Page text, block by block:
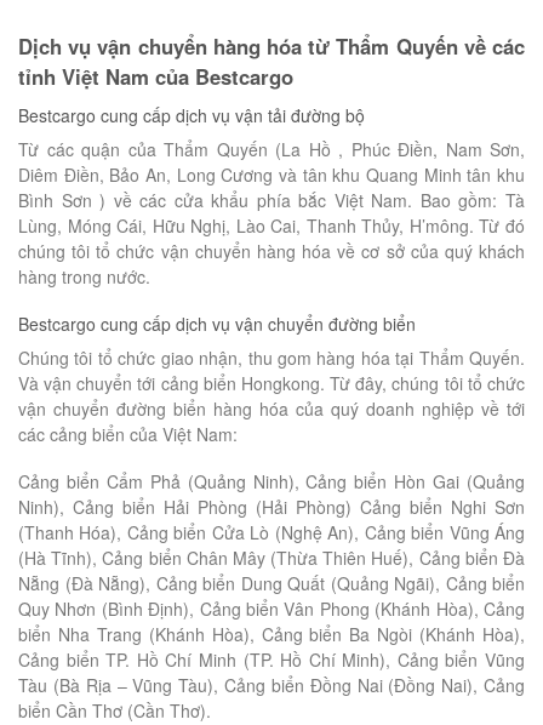
Dịch vụ vận chuyển hàng hóa từ Thẩm Quyến về các
tỉnh Việt Nam của Bestcargo
Bestcargo cung cấp dịch vụ vận tải đường bộ
Từ các quận của Thẩm Quyến (La Hồ , Phúc Điền, Nam Sơn,
Diêm Điền, Bảo An, Long Cương và tân khu Quang Minh tân khu
Bình Sơn ) về các cửa khẩu phía bắc Việt Nam. Bao gồm: Tà
Lùng, Móng Cái, Hữu Nghị, Lào Cai, Thanh Thủy, H’mông. Từ đó
chúng tôi tổ chức vận chuyển hàng hóa về cơ sở của quý khách
hàng trong nước.
Bestcargo cung cấp dịch vụ vận chuyển đường biển
Chúng tôi tổ chức giao nhận, thu gom hàng hóa tại Thẩm Quyến.
Và vận chuyển tới cảng biển Hongkong. Từ đây, chúng tôi tổ chức
vận chuyển đường biển hàng hóa của quý doanh nghiệp về tới
các cảng biển của Việt Nam:
Cảng biển Cẩm Phả (Quảng Ninh), Cảng biển Hòn Gai (Quảng
Ninh), Cảng biển Hải Phòng (Hải Phòng) Cảng biển Nghi Sơn
(Thanh Hóa), Cảng biển Cửa Lò (Nghệ An), Cảng biển Vũng Áng
(Hà Tĩnh), Cảng biển Chân Mây (Thừa Thiên Huế), Cảng biển Đà
Nẵng (Đà Nẵng), Cảng biển Dung Quất (Quảng Ngãi), Cảng biển
Quy Nhơn (Bình Định), Cảng biển Vân Phong (Khánh Hòa), Cảng
biển Nha Trang (Khánh Hòa), Cảng biển Ba Ngòi (Khánh Hòa),
Cảng biển TP. Hồ Chí Minh (TP. Hồ Chí Minh), Cảng biển Vũng
Tàu (Bà Rịa – Vũng Tàu), Cảng biển Đồng Nai (Đồng Nai), Cảng
biển Cần Thơ (Cần Thơ).